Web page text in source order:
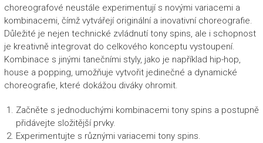
choreografové neustále experimentují s novými variacemi a
kombinacemi, čímž vytvářejí originální a inovativní choreografie.
Důležité je nejen technické zvládnutí tony spins, ale i schopnost
je kreativně integrovat do celkového konceptu vystoupení.
Kombinace s jinými tanečními styly, jako je například hip-hop,
house a popping, umožňuje vytvořit jedinečné a dynamické
choreografie, které dokážou diváky ohromit.
Začněte s jednoduchými kombinacemi tony spins a postupně
přidávejte složitější prvky.
Experimentujte s různými variacemi tony spins.